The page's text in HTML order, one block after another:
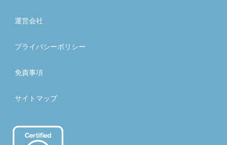
運営会社
プライバシーポリシー
免責事項
サイトマップ